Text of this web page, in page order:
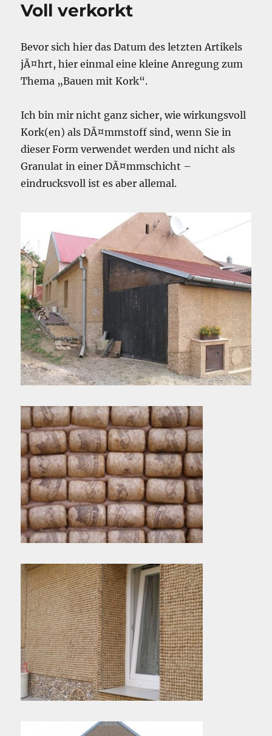
Voll verkorkt
Bevor sich hier das Datum des letzten Artikels
jÃ¤hrt, hier einmal eine kleine Anregung zum
Thema „Bauen mit Kork“.
Ich bin mir nicht ganz sicher, wie wirkungsvoll
Kork(en) als DÃ¤mmstoff sind, wenn Sie in
dieser Form verwendet werden und nicht als
Granulat in einer DÃ¤mmschicht –
eindrucksvoll ist es aber allemal.